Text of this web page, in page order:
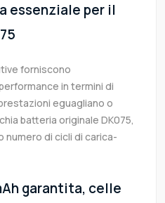
essenziale per il
forniscono
in termini di
eguagliano o
batteria originale DK075,
numero di cicli di carica-
garantita, celle